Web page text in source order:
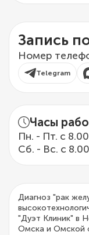
Запись
Номер
Telegram
Часы
Пн. - Пт. с
Сб. - Вс. с
Диагноз "рак
"Дуэт Клиник" в
Омска и Омской